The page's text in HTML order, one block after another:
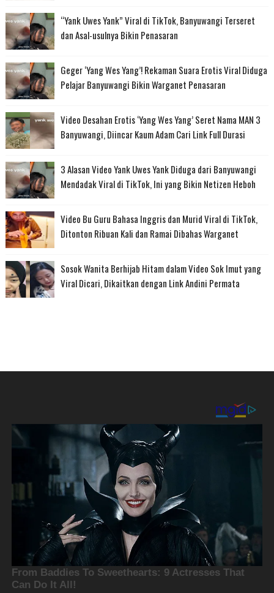
“Yank Uwes Yank” Viral di TikTok, Banyuwangi Terseret
dan Asal-usulnya Bikin Penasaran
Geger ‘Yang Wes Yang’! Rekaman Suara Erotis Viral Diduga
Pelajar Banyuwangi Bikin Warganet Penasaran
Video Desahan Erotis ‘Yang Wes Yang’ Seret Nama MAN 3
Banyuwangi, Diincar Kaum Adam Cari Link Full Durasi
3 Alasan Video Yank Uwes Yank Diduga dari Banyuwangi
Mendadak Viral di TikTok, Ini yang Bikin Netizen Heboh
Video Bu Guru Bahasa Inggris dan Murid Viral di TikTok,
Ditonton Ribuan Kali dan Ramai Dibahas Warganet
Sosok Wanita Berhijab Hitam dalam Video Sok Imut yang
Viral Dicari, Dikaitkan dengan Link Andini Permata